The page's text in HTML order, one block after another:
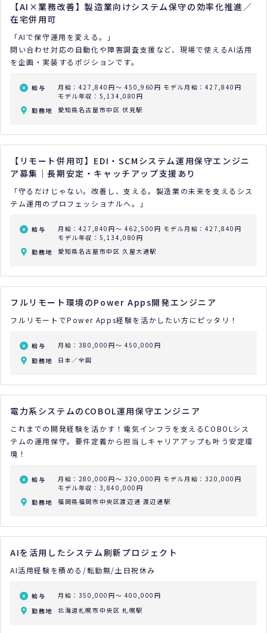
【AI×業務改善】製造業向けシステム保守の効率化推進／
在宅併用可
「AIで保守運用を変える。」
問い合わせ対応の自動化や障害調査支援など、現場で使えるAI活用
を企画・実装するポジションです。
給与 月給：427,840円～ 450,960円 モデル月給：427,840円
モデル年収：5,134,080円
勤務地
愛知県名古屋市中区 伏見駅
【リモート併用可】EDI・SCMシステム運用保守エンジニ
ア募集｜長期安定・キャッチアップ支援あり
「守るだけじゃない。改善し、支える。製造業の未来を支えるシス
テム運用のプロフェッショナルへ。」
給与 月給：427,840円～ 462,500円 モデル月給：427,840円
モデル年収：5,134,080円
勤務地
愛知県名古屋市中区 久屋大通駅
フルリモート環境のPower Apps開発エンジニア
フルリモートでPower Apps経験を活かしたい方にピッタリ！
給与
月給：380,000円～ 450,000円
勤務地
日本／全国
電力系システムのCOBOL運用保守エンジニア
これまでの開発経験を活かす！電気インフラを支えるCOBOLシス
テムの運用保守。要件定義から担当しキャリアアップも叶う安定環
境！
給与 月給：280,000円～ 320,000円 モデル月給：320,000円
モデル年収：3,840,000円
勤務地
福岡県福岡市中央区渡辺通 渡辺通駅
AIを活用したシステム刷新プロジェクト
AI活用経験を積める/転勤無/土日祝休み
給与
月給：350,000円～ 400,000円
勤務地
北海道札幌市中央区 札幌駅